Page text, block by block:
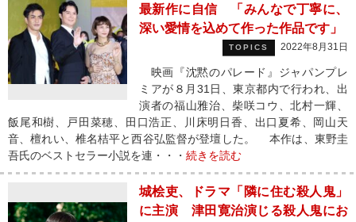
最新作に自信 「みんなで丁寧に、
深い愛情を込めて作った作品です」
TOPICS 2022年8月31日
映画『沈黙のパレード』ジャパンプレ
ミアが８月31日、東京都内で行われ、出
演者の福山雅治、柴咲コウ、北村一輝、
飯尾和樹、戸田菜穂、田口浩正、川床明日香、出口夏希、岡山天
音、檀れい、椎名桔平と西谷弘監督が登壇した。 本作は、東野圭
吾氏のベストセラー小説を連・・・ 続きを読む
城桧吏、ドラマ「隣に住む殺人鬼」
に主演 津田寛治演じる殺人鬼にお